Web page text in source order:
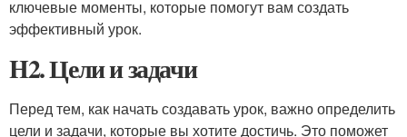
ключевые моменты, которые помогут вам создать
эффективный урок.
H2. Цели и задачи
Перед тем, как начать создавать урок, важно определить
цели и задачи, которые вы хотите достичь. Это поможет